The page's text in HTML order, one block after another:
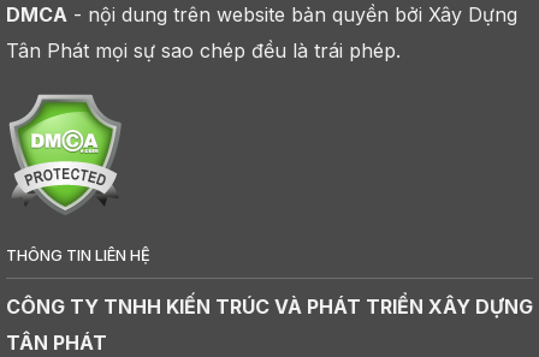
DMCA - nội dung trên website bản quyền bởi Xây Dựng
Tân Phát mọi sự sao chép đều là trái phép.
THÔNG TIN LIÊN HỆ
CÔNG TY TNHH KIẾN TRÚC VÀ PHÁT TRIỂN XÂY DỰNG
TÂN PHÁT